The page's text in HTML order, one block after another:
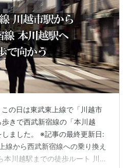
の日は東武東上線で「川越市
きで西武新宿線の「本川越
ました。 ※記事の最終更新日:
線から西武新宿線への乗り換え
本川越駅までの徒歩ルート 川越